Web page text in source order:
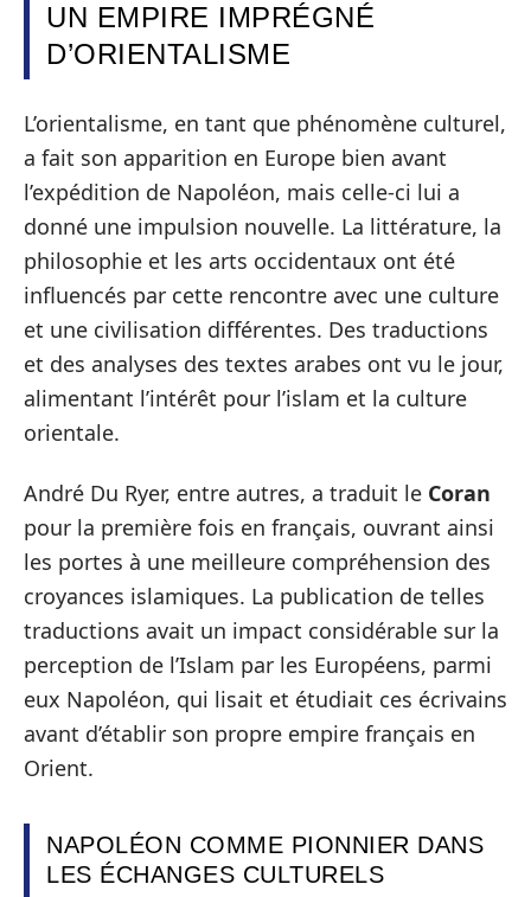
UN EMPIRE IMPRÉGNÉ
D’ORIENTALISME
L’orientalisme, en tant que phénomène culturel,
a fait son apparition en Europe bien avant
l’expédition de Napoléon, mais celle-ci lui a
donné une impulsion nouvelle. La littérature, la
philosophie et les arts occidentaux ont été
influencés par cette rencontre avec une culture
et une civilisation différentes. Des traductions
et des analyses des textes arabes ont vu le jour,
alimentant l’intérêt pour l’islam et la culture
orientale.
André Du Ryer, entre autres, a traduit le Coran
pour la première fois en français, ouvrant ainsi
les portes à une meilleure compréhension des
croyances islamiques. La publication de telles
traductions avait un impact considérable sur la
perception de l’Islam par les Européens, parmi
eux Napoléon, qui lisait et étudiait ces écrivains
avant d’établir son propre empire français en
Orient.
NAPOLÉON COMME PIONNIER DANS
LES ÉCHANGES CULTURELS